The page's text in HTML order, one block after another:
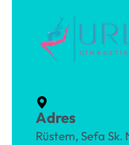
Adres
Rüstem, Sefa